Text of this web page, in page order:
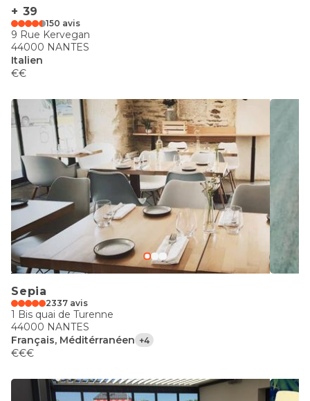
+ 39
150 avis
9 Rue Kervegan
44000 NANTES
Italien
€€
Sepia
2337 avis
1 Bis quai de Turenne
44000 NANTES
Français, Méditérranéen +4
€€€